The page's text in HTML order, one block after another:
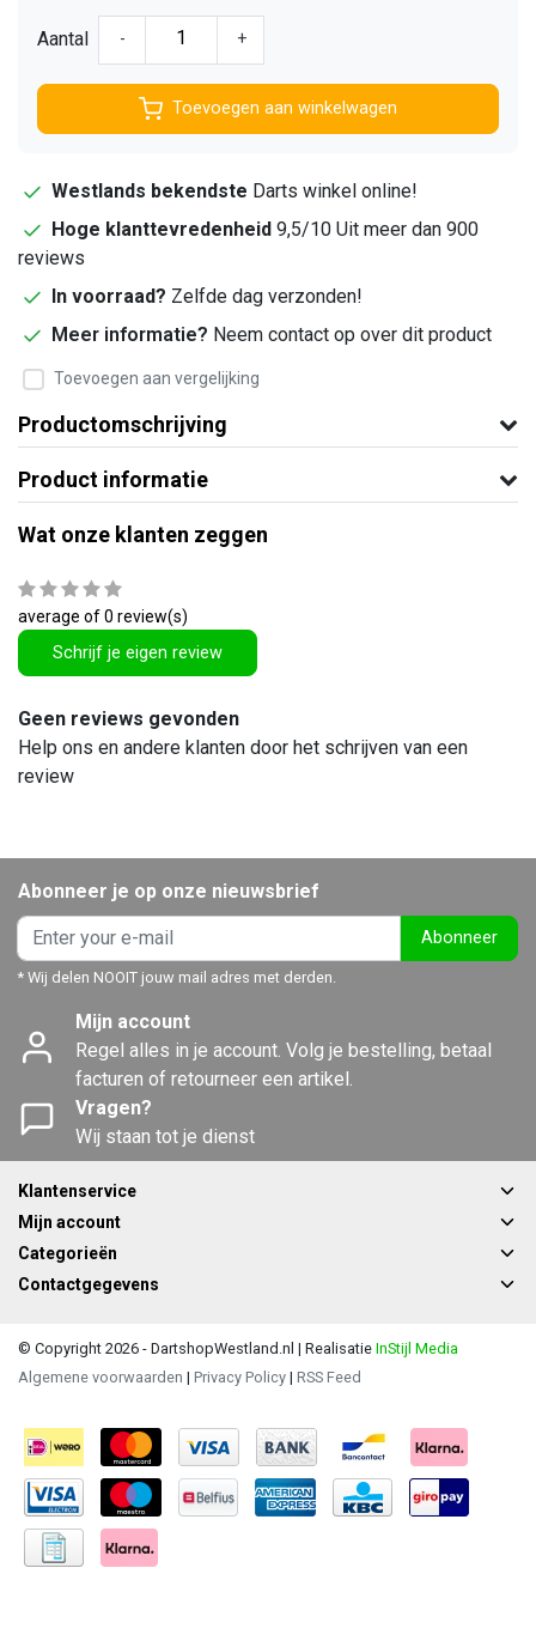
Aantal - +
Toevoegen aan winkelwagen
Westlands bekendste Darts winkel online!
Hoge klanttevredenheid 9,5/10 Uit meer dan 900
reviews
In voorraad? Zelfde dag verzonden!
Meer informatie? Neem contact op over dit product
Toevoegen aan vergelijking
Productomschrijving
Product informatie
Wat onze klanten zeggen
average of 0 review(s)
Schrijf je eigen review
Geen reviews gevonden
Help ons en andere klanten door het schrijven van een
review
Abonneer je op onze nieuwsbrief
Abonneer
* Wij delen NOOIT jouw mail adres met derden.
Mijn account
Regel alles in je account. Volg je bestelling, betaal
facturen of retourneer een artikel.
Vragen?
Wij staan tot je dienst
Klantenservice
Mijn account
Categorieën
Contactgegevens
© Copyright 2026 - DartshopWestland.nl | Realisatie InStijl Media
Algemene voorwaarden | Privacy Policy | RSS Feed